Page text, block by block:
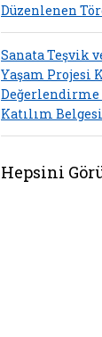
Düzenlenen
Sanata Teşvik
Yaşam Projesi
Değerlendirme
Katılım
Hepsini